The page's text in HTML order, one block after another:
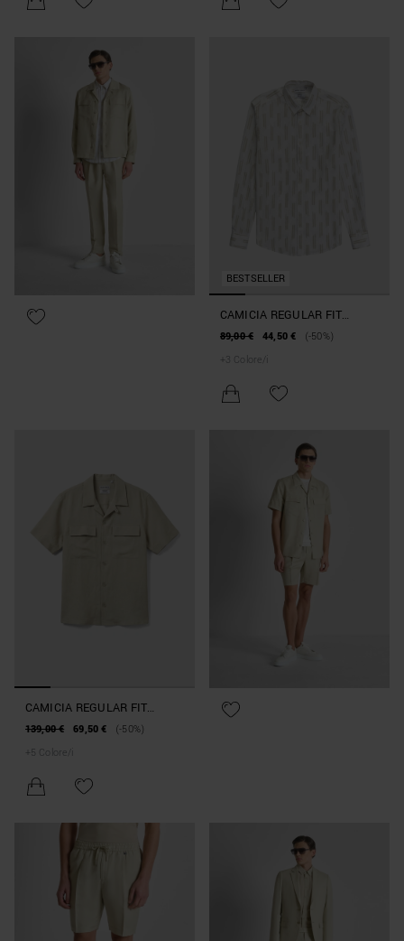
BESTSELLER
CAMICIA REGULAR FIT
"NAPOLI" IN MISTO LINO
89,00 € 44,50 €
(-50%)
+ 3 Colore/i
CAMICIA REGULAR FIT
"PANAMA" IN MISTO LINO
139,00 € 69,50 €
(-50%)
+ 5 Colore/i